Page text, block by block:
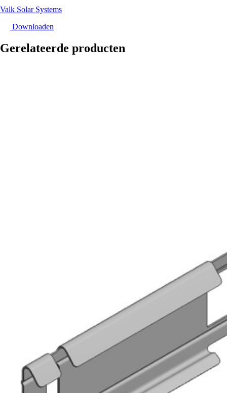
Valk Solar Systems
Downloaden
Gerelateerde producten